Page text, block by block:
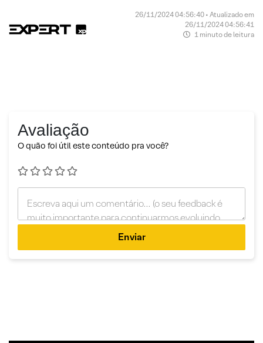
26/11/2024 04:56:40 • Atualizado em
26/11/2024 04:56:41
1 minuto de leitura
Avaliação
O quão foi útil este conteúdo pra você?
Enviar